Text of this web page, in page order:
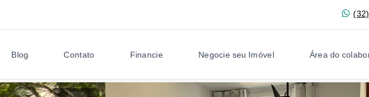
Blog Contato Financie Negocie seu Imóvel Área do